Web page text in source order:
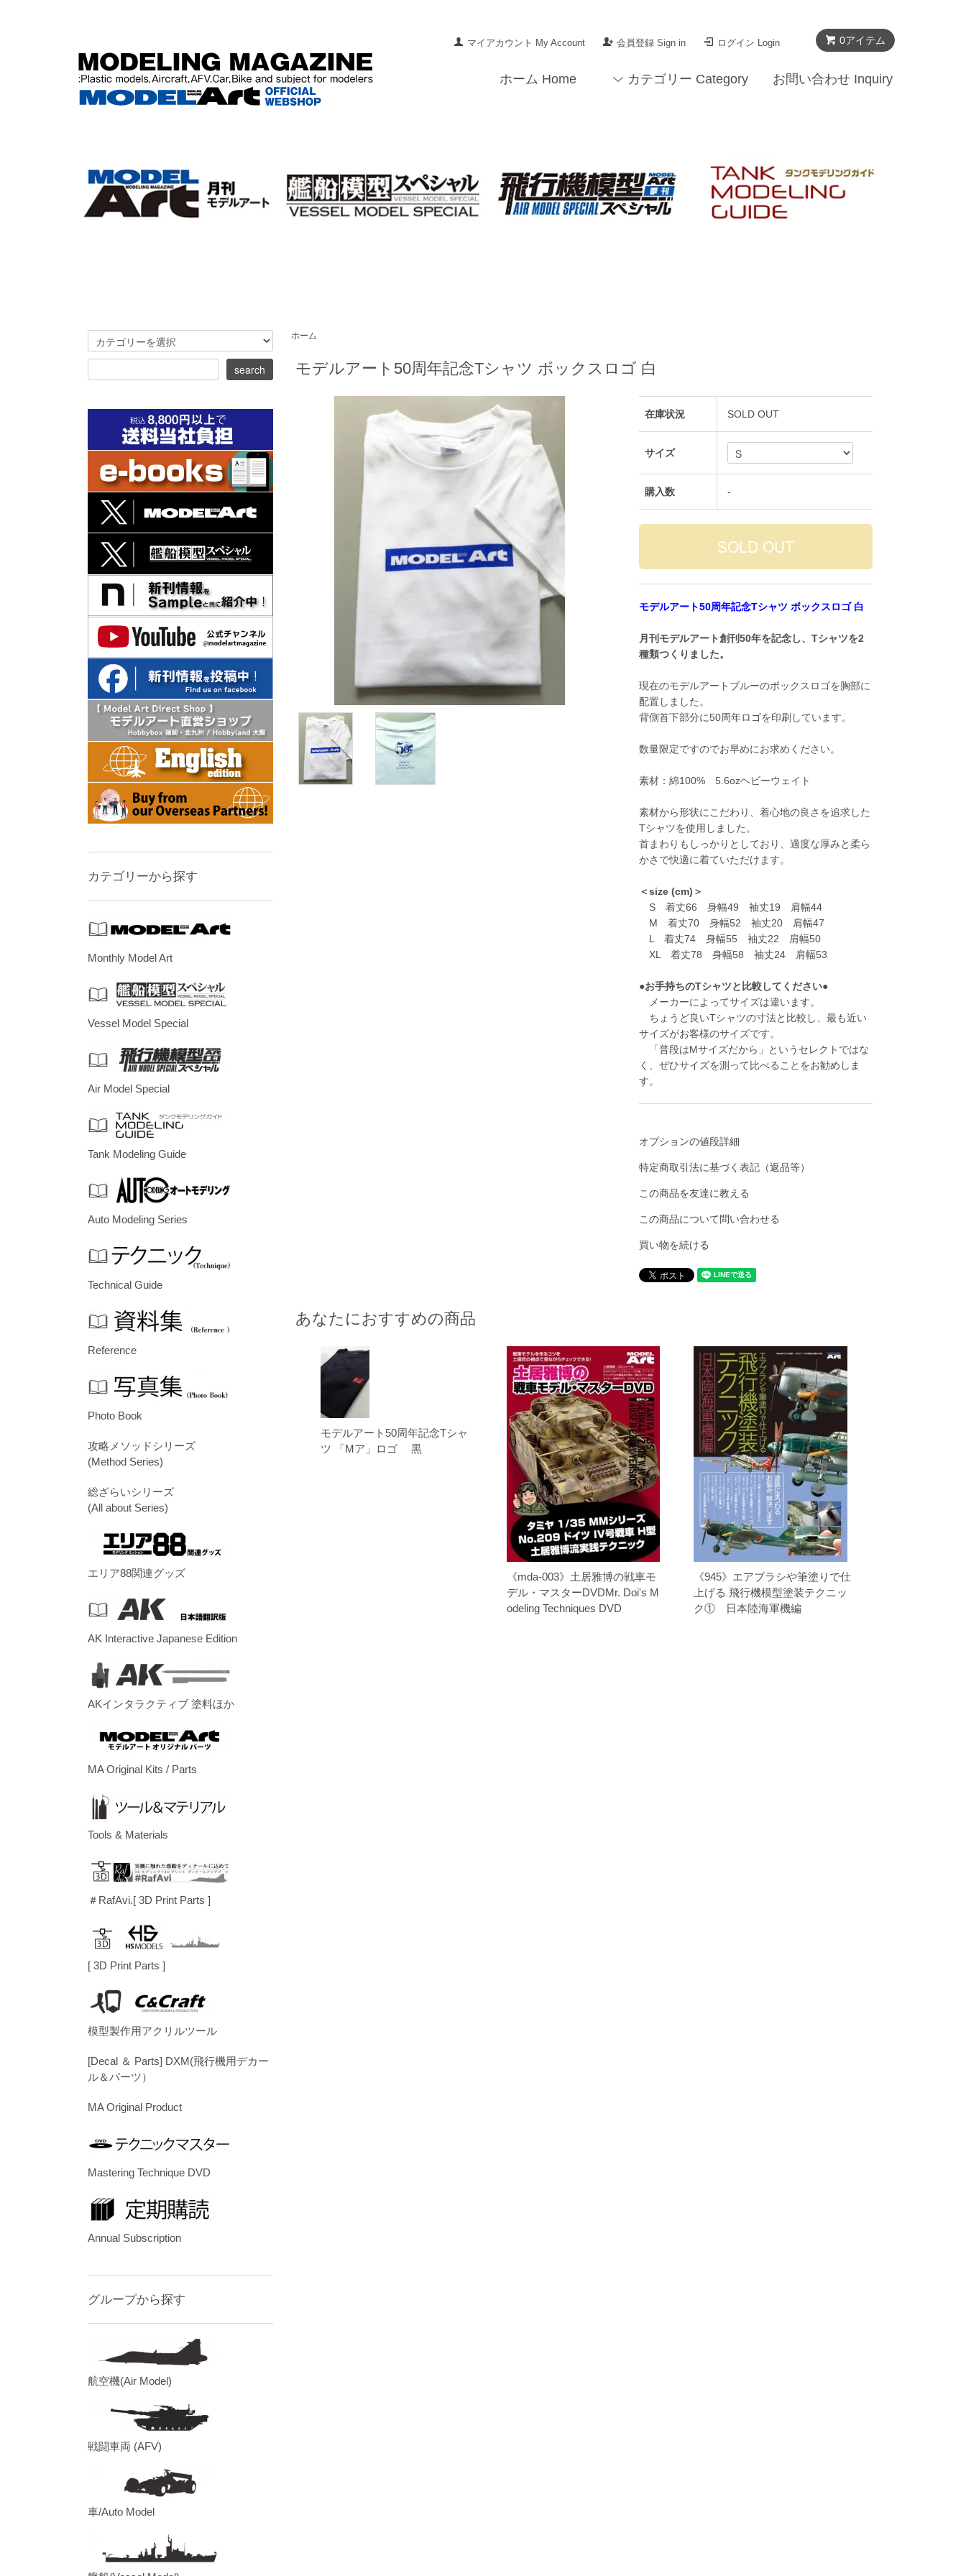
0アイテム
マイアカウント My Account 会員登録 Sign in ログイン Login
ホーム Home カテゴリー Category お問い合わせ Inquiry
ホーム
モデルアート50周年記念Tシャツ ボックスロゴ 白
在庫状況 SOLD OUT
サイズ
購入数 -
モデルアート50周年記念Tシャツ ボックスロゴ 白
月刊モデルアート創刊50年を記念し、Tシャツを2
種類つくりました。
現在のモデルアートブルーのボックスロゴを胸部に
配置しました。
背側首下部分に50周年ロゴを印刷しています。
数量限定ですのでお早めにお求めください。
素材：綿100% 5.6ozヘビーウェイト
素材から形状にこだわり、着心地の良さを追求した
Tシャツを使用しました。
首まわりもしっかりとしており、適度な厚みと柔ら
かさで快適に着ていただけます。
＜size (cm)＞
S 着丈66 身幅49 袖丈19 肩幅44
M 着丈70 身幅52 袖丈20 肩幅47
L 着丈74 身幅55 袖丈22 肩幅50
XL 着丈78 身幅58 袖丈24 肩幅53
●お手持ちのTシャツと比較してください●
メーカーによってサイズは違います。
ちょうど良いTシャツの寸法と比較し、最も近い
サイズがお客様のサイズです。
「普段はMサイズだから」というセレクトではな
く、ぜひサイズを測って比べることをお勧めしま
す。
オプションの値段詳細
特定商取引法に基づく表記（返品等）
この商品を友達に教える
この商品について問い合わせる
買い物を続ける
あなたにおすすめの商品
モデルアート50周年記念Tシャ
ツ 「Mア」ロゴ 黒
《mda-003》土居雅博の戦車モ
デル・マスターDVDMr. Doi's M
odeling Techniques DVD
《945》エアブラシや筆塗りで仕
上げる 飛行機模型塗装テクニッ
ク① 日本陸海軍機編
カテゴリーから探す
Monthly Model Art
Vessel Model Special
Air Model Special
Tank Modeling Guide
Auto Modeling Series
Technical Guide
Reference
Photo Book
攻略メソッドシリーズ
(Method Series)
総ざらいシリーズ
(All about Series)
エリア88関連グッズ
AK Interactive Japanese Edition
AKインタラクティブ 塗料ほか
MA Original Kits / Parts
Tools & Materials
＃RafAvi.[ 3D Print Parts ]
[ 3D Print Parts ]
模型製作用アクリルツール
[Decal ＆ Parts] DXM(飛行機用デカー
ル＆パーツ）
MA Original Product
Mastering Technique DVD
Annual Subscription
グループから探す
航空機(Air Model)
戦闘車両 (AFV)
車/Auto Model